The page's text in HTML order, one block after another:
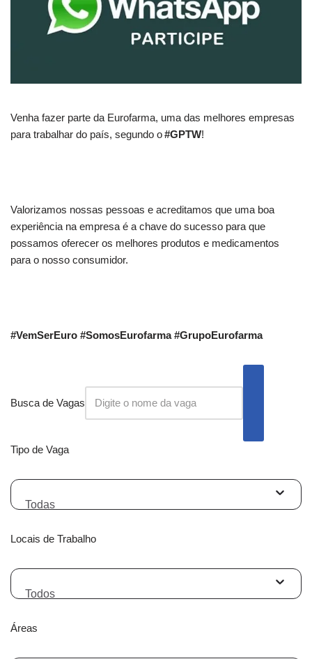
Venha fazer parte da Eurofarma, uma das melhores empresas
para trabalhar do país, segundo o#GPTW!
Valorizamos nossas pessoas e acreditamos que uma boa
experiência na empresa é a chave do sucesso para que
possamos oferecer os melhores produtos e medicamentos
para o nosso consumidor.
#VemSerEuro #SomosEurofarma #GrupoEurofarma
Busca de Vagas
Tipo de Vaga
Todas
Locais de Trabalho
Todos
Áreas